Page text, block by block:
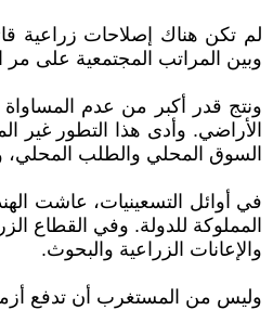
لم تكن هناك إصلاحات زراعية
وبين المراتب المجتمعية على مر
ونتج قدر أكبر من عدم
الأراضي. وأدى هذا التطور غير
السوق المحلي والطلب المحلي،
في أوائل التسعينيات، عاشت
المملوكة للدولة. وفي القطاع
والإعانات الزراعية والبحوث.
وليس من المستغرب أن تدفع أزمة